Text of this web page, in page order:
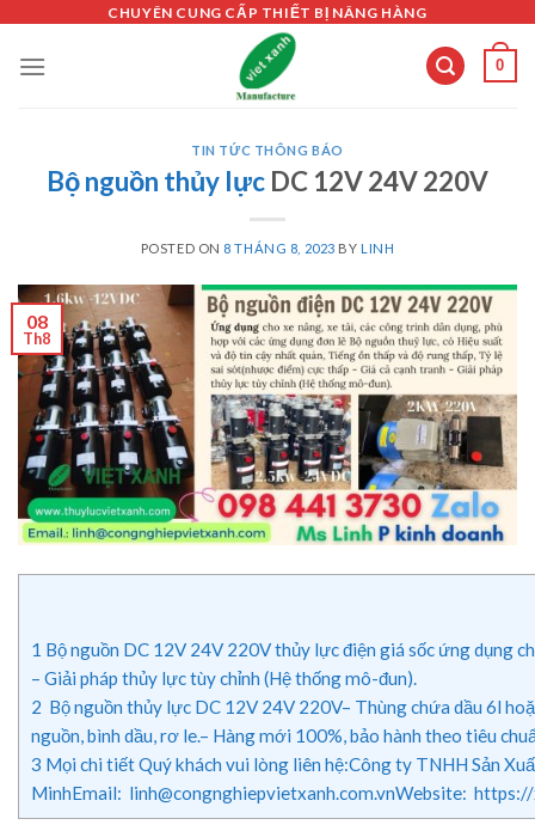
content
CHUYÊN CUNG CẤP THIẾT BỊ NÂNG HÀNG
0
TIN TỨC THÔNG BÁO
Bộ nguồn thủy lực DC 12V 24V 220V
POSTED ON 8 THÁNG 8, 2023 BY LINH
08
Th8
1 Bộ nguồn DC 12V 24V 220V thủy lực điện giá sốc ứng dụng
– Giải pháp thủy lực tùy chỉnh (Hệ thống mô-đun).
2 Bộ nguồn thủy lực DC 12V 24V 220V– Thùng chứa dầu 6l
nguồn, bình dầu, rơ le.– Hàng mới 100%, bảo hành theo tiêu
3 Mọi chi tiết Quý khách vui lòng liên hệ:Công ty TNHH Sản
MinhEmail: linh@congnghiepvietxanh.com.vnWebsite: